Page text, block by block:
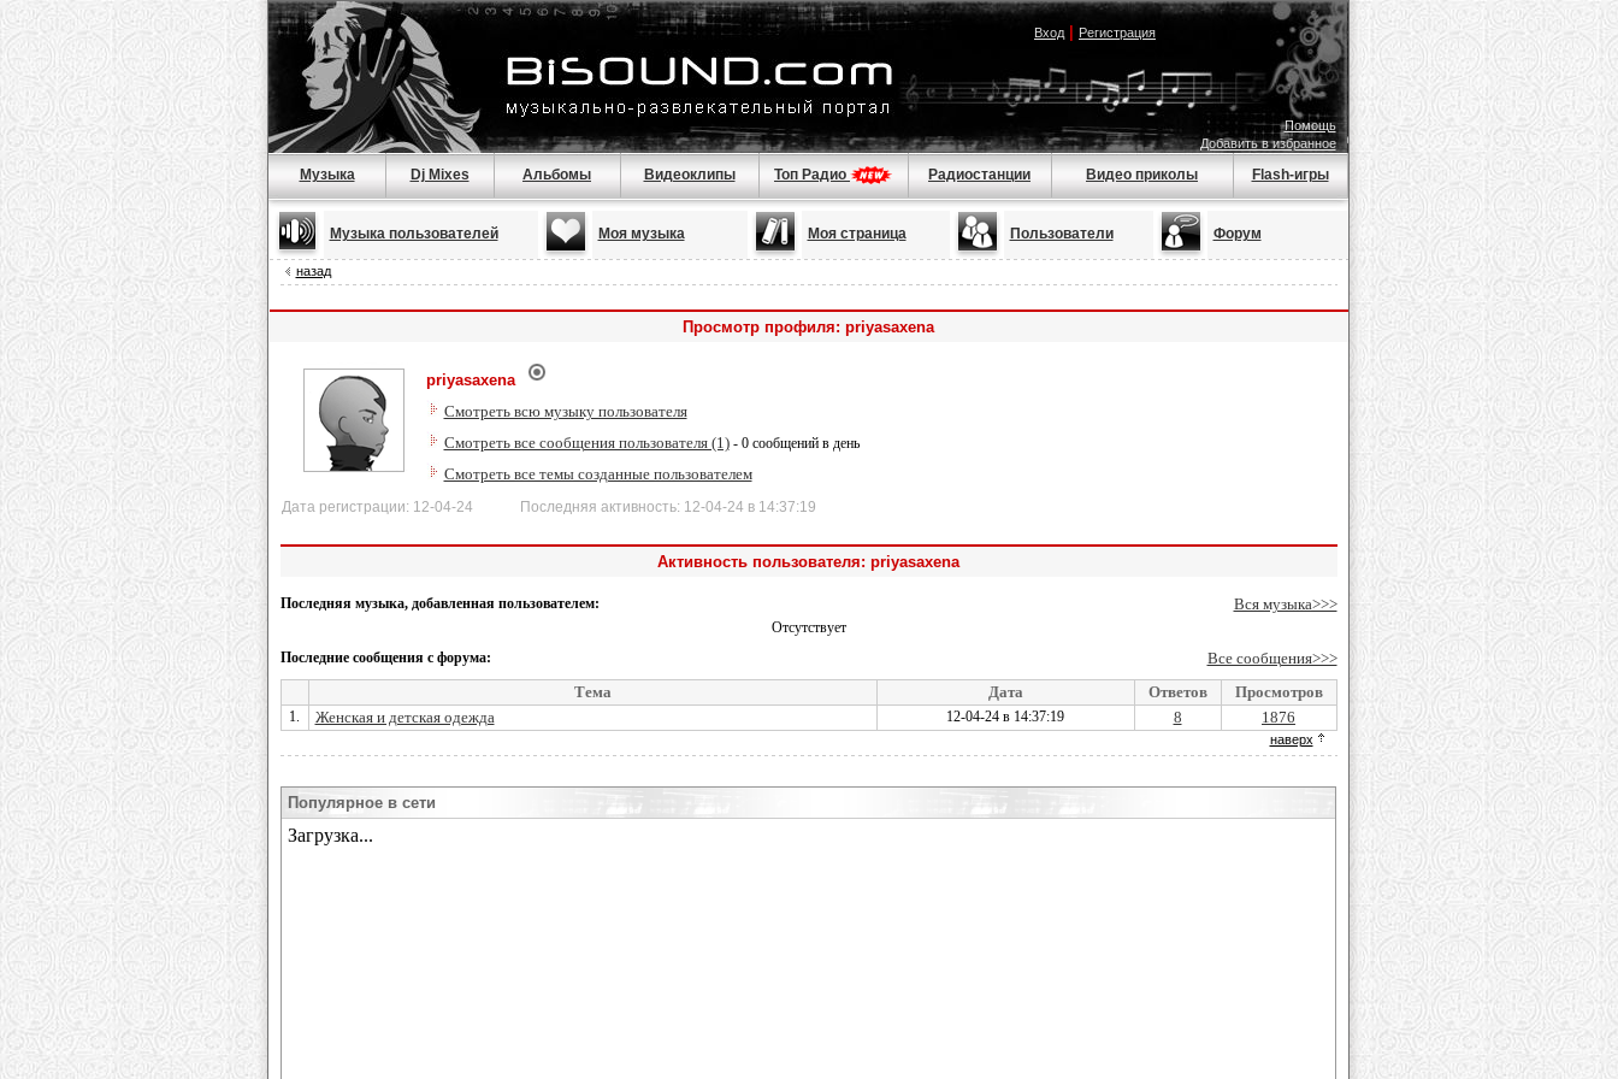
Вход| Регистрация
Помощь
Добавить в избранное
Музыка Dj Mixes Альбомы Видеоклипы Топ Радио Радиостанции Видео приколы Flash-игры
Музыка пользователей Моя музыка Моя страница Пользователи Форум
назад
Просмотр профиля: priyasaxena
priyasaxena
Смотреть всю музыку пользователя
Смотреть все сообщения пользователя (1)- 0 сообщений в день
Смотреть все темы созданные пользователем
Дата регистрации: 12-04-24 Последняя активность: 12-04-24 в 14:37:19
Активность пользователя: priyasaxena
Последняя музыка, добавленная пользователем: Вся музыка>>>
Отсутствует
Последние сообщения с форума:
Все сообщения>>>
Тема
Дата Ответов Просмотров
1. Женская и детская одежда 12-04-24 в 14:37:19 8 1876
наверх
Популярное в сети